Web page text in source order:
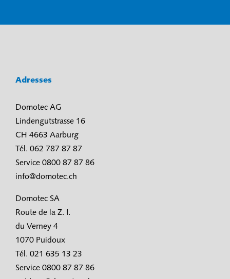
Adresses
Domotec AG
Lindengutstrasse 16
CH 4663 Aarburg
Tél. 062 787 87 87
Service 0800 87 87 86
info@domotec.ch
Domotec SA
Route de la Z. I.
du Verney 4
1070 Puidoux
Tél. 021 635 13 23
Service 0800 87 87 86